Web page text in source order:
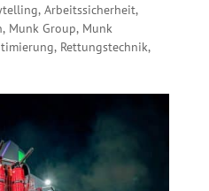
, Arbeitssicherheit,
, Munk Group, Munk
, Rettungstechnik,